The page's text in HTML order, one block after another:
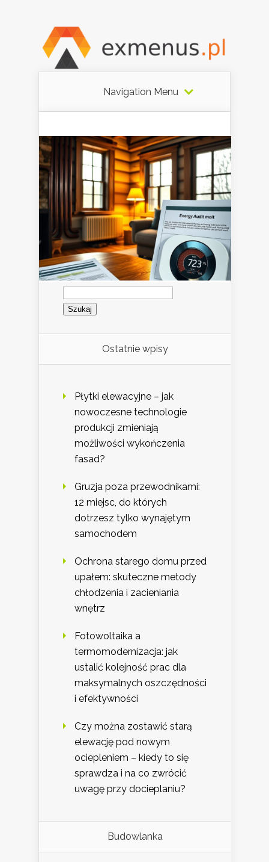
Navigation Menu
Szukaj:
Ostatnie wpisy
Płytki elewacyjne – jak
nowoczesne technologie
produkcji zmieniają
możliwości wykończenia
fasad?
Gruzja poza przewodnikami:
12 miejsc, do których
dotrzesz tylko wynajętym
samochodem
Ochrona starego domu przed
upałem: skuteczne metody
chłodzenia i zacieniania
wnętrz
Fotowoltaika a
termomodernizacja: jak
ustalić kolejność prac dla
maksymalnych oszczędności
i efektywności
Czy można zostawić starą
elewację pod nowym
ociepleniem – kiedy to się
sprawdza i na co zwrócić
uwagę przy docieplaniu?
Budowlanka